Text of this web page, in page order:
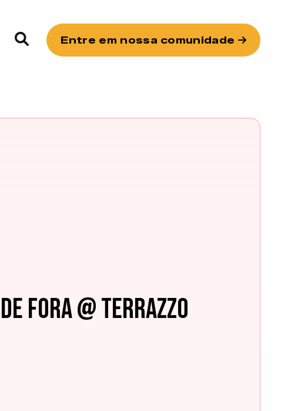
Entre em nossa comunidade
Fora @ Terrazzo